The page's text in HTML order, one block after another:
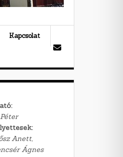
Kapcsolat
Anett,
Ágnes